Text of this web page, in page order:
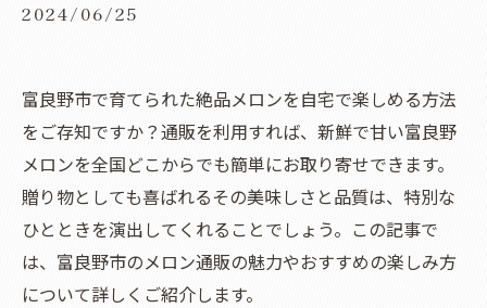
2024/06/25
富良野市で育てられた絶品メロンを自宅で楽しめる方法
をご存知ですか？通販を利用すれば、新鮮で甘い富良野
メロンを全国どこからでも簡単にお取り寄せできます。
贈り物としても喜ばれるその美味しさと品質は、特別な
ひとときを演出してくれることでしょう。この記事で
は、富良野市のメロン通販の魅力やおすすめの楽しみ方
について詳しくご紹介します。